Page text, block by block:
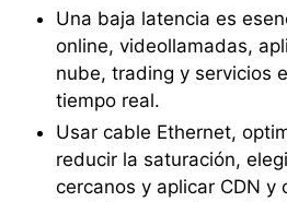
Una baja latencia es
online, videollamadas,
nube, trading y servicios
tiempo real.
Usar cable Ethernet,
reducir la saturación,
cercanos y aplicar CDN y